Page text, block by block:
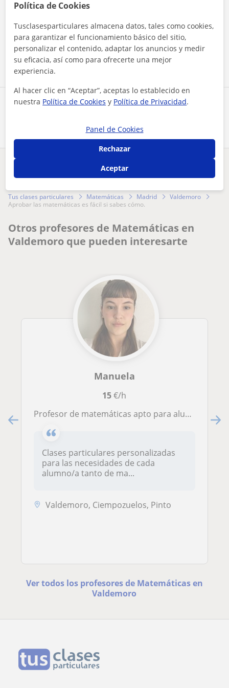
Comparte a este profesor
Al hacer clic, aceptas nuestro aviso legaly de privacidad
Contactar ahora
¿Hay algún error en este perfil?
Tus clases particulares Matemáticas Madrid
Valdemoro
aprobar las matemáticas es fácil si sabes cómo.
Otros profesores de Matemáticas en
Valdemoro que pueden interesarte
Manuela
15€/h
Profesor de matemáticas apto para alumnos de primaria y/o secundaria.
Clases particulares personalizadas
para las necesidades de cada
alumno/a tanto de ma...
Valdemoro, Ciempozuelos, Pinto
Ver todos los profesores de Matemáticas en
Valdemoro
Política de Cookies
Tusclasesparticulares almacena datos, tales como cookies,
para garantizar el funcionamiento básico del sitio,
personalizar el contenido, adaptar los anuncios y medir
su eficacia, así como para ofrecerte una mejor
experiencia.
Al hacer clic en “Aceptar”, aceptas lo establecido en
nuestra Política de Cookies y Política de Privacidad.
Panel de Cookies
Rechazar
Aceptar